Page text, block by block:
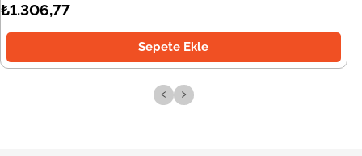
₺1.306,77
Sepete Ekle
‹ ›